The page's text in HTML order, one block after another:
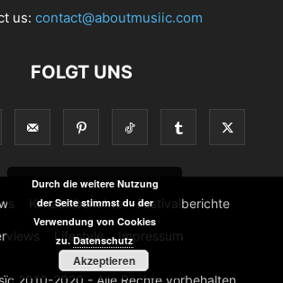
us: contact@aboutmusiic.com
FOLGT UNS
Konzertberichte Festivalberichte
Lifestyle Impressum
2010-2020 - Alle Rechte vorbehalten
Durch die weitere Nutzung
der Seite stimmst du der
Verwendung von Cookies
zu.Datenschutz
Akzeptieren